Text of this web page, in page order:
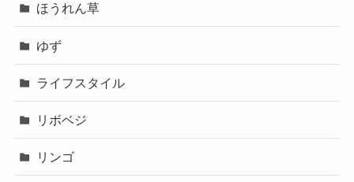
ほうれん草
ゆず
ライフスタイル
リボベジ
リンゴ